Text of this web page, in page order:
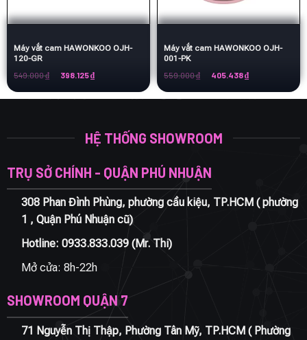
Máy vắt cam HAWONKOO OJH-
120-GR
549.000₫
Giá
là:
549.000 ₫.
398.125₫Giá
hiện
tại
là:
Máy vắt cam HAWONKOO OJH-
001-PK
559.000₫
Giá
là:
559.000 ₫.
405.438₫Giá
hiện
tại
là:
HỆ THỐNG SHOWROOM
TRỤ SỞ CHÍNH - QUẬN PHÚ NHUẬN
308 Phan Đình Phùng, phường cầu kiệu, TP.HCM ( phường
1 , Quận Phú Nhuận cũ)
Hotline: 0933.833.039(Mr. Thi)
Mở cửa: 8h-22h
SHOWROOM QUẬN 7
71 Nguyễn Thị Thập, Phường Tân Mỹ, TP.HCM ( Phường